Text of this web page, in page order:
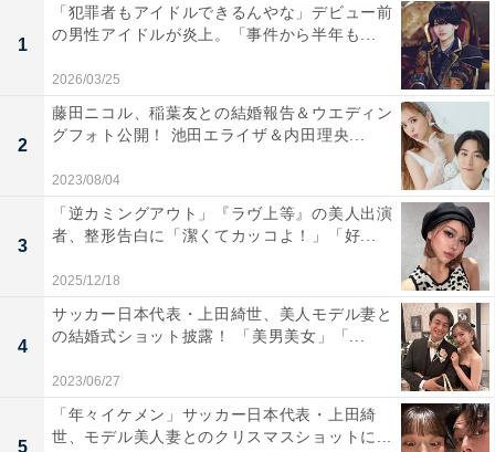
1
「犯罪者もアイドルできるんやな」デビュー前
の男性アイドルが炎上。「事件から半年も...
2026/03/25
2
藤田ニコル、稲葉友との結婚報告＆ウエディン
グフォト公開！ 池田エライザ＆内田理央...
2023/08/04
3
「逆カミングアウト」『ラヴ上等』の美人出演
者、整形告白に「潔くてカッコよ！」「好...
2025/12/18
4
サッカー日本代表・上田綺世、美人モデル妻と
の結婚式ショット披露！ 「美男美女」「...
2023/06/27
5
「年々イケメン」サッカー日本代表・上田綺
世、モデル美人妻とのクリスマスショットに...